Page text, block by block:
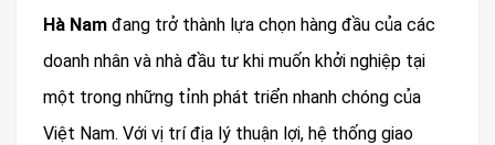
Hà Nam đang trở thành lựa chọn hàng đầu của các
doanh nhân và nhà đầu tư khi muốn khởi nghiệp tại
một trong những tỉnh phát triển nhanh chóng của
Việt Nam. Với vị trí địa lý thuận lợi, hệ thống giao